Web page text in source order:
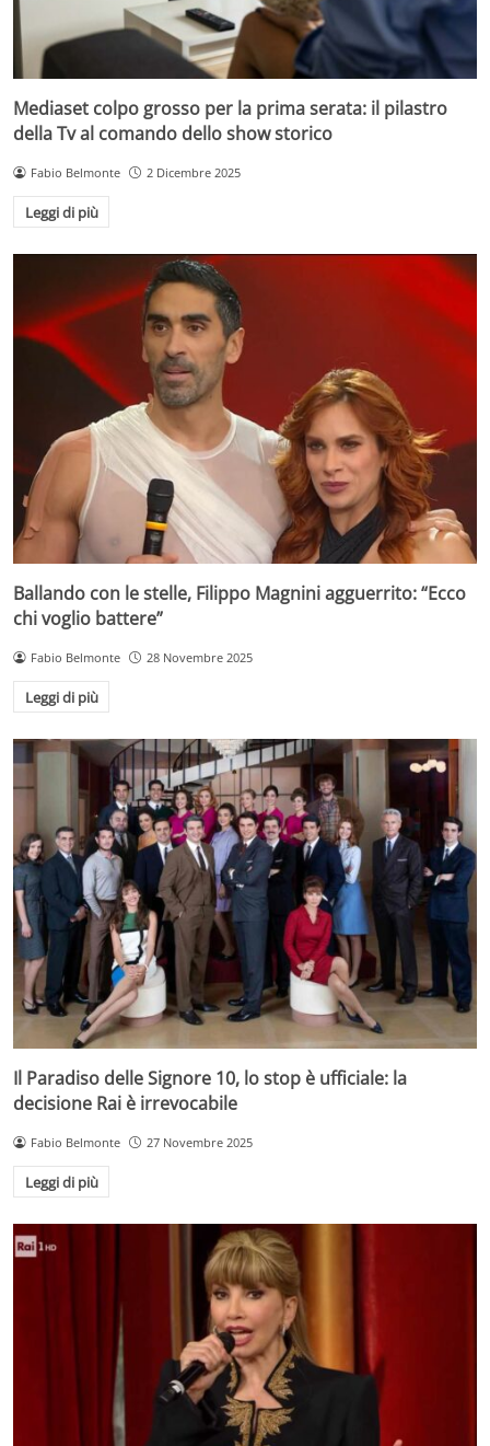
Mediaset colpo grosso per la prima serata: il pilastro
della Tv al comando dello show storico
Fabio Belmonte 2 Dicembre 2025
Leggi di più
Ballando con le stelle, Filippo Magnini agguerrito: “Ecco
chi voglio battere”
Fabio Belmonte 28 Novembre 2025
Leggi di più
Il Paradiso delle Signore 10, lo stop è ufficiale: la
decisione Rai è irrevocabile
Fabio Belmonte 27 Novembre 2025
Leggi di più